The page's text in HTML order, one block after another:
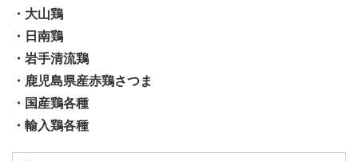
・大山鶏
・日南鶏
・岩手清流鶏
・鹿児島県産赤鶏さつま
・国産鶏各種
・輸入鶏各種